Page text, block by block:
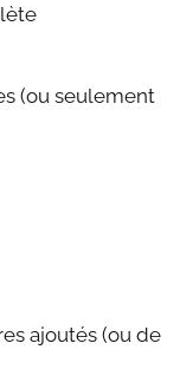
(ou seulement
ajoutés (ou de